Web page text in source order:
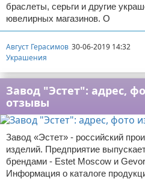
браслеты, серьги и другие
ювелирных магазинов. О
Август Герасимов 30-06-2019 14:32
Украшения
Завод "Эстет": адрес,
отзывы
Завод «Эстет» - российский
изделий. Предприятие
брендами - Estet Moscow и
Информация о каталоге